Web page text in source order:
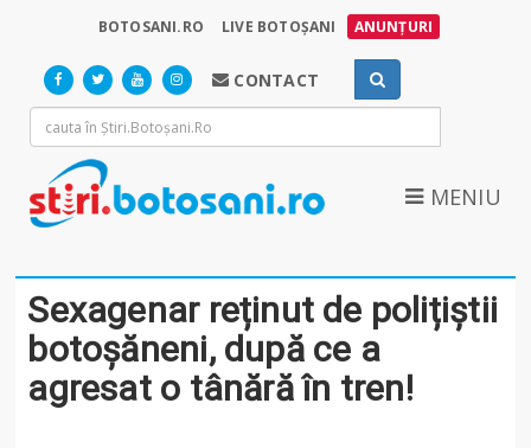
BOTOSANI.RO LIVE BOTOȘANI ANUNȚURI
CONTACT
MENIU
Sexagenar reținut de polițiștii
botoșăneni, după ce a
agresat o tânără în tren!